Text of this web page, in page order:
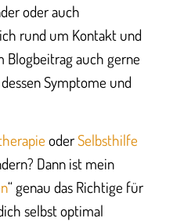
oder auch
rund um Kontakt und
Blogbeitrag auch gerne
dessen Symptome und
oderSelbsthilfe
Dann ist mein
“ genau das Richtige für
selbst optimal